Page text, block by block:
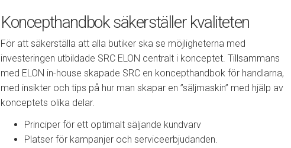
Koncepthandbok säkerställer kvaliteten
För att säkerställa att alla butiker ska se möjligheterna med
investeringen utbildade SRC ELON centralt i konceptet. Tillsammans
med ELON in-house skapade SRC en koncepthandbok för handlarna,
med insikter och tips på hur man skapar en ”säljmaskin” med hjälp av
konceptets olika delar.
Principer för ett optimalt säljande kundvarv
Platser för kampanjer och serviceerbjudanden.